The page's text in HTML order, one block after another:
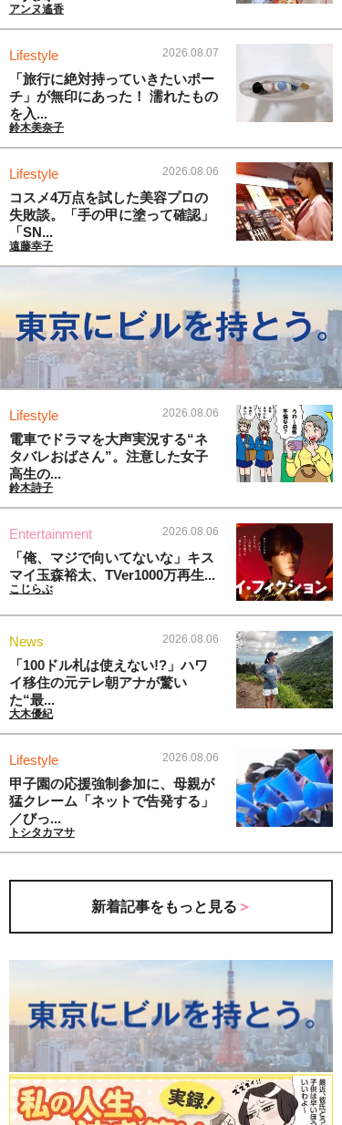
アンヌ遙香
Lifestyle 2026.08.07
「旅行に絶対持っていきたいポー
チ」が無印にあった！ 濡れたもの
を入...
鈴木美奈子
Lifestyle 2026.08.06
コスメ4万点を試した美容プロの
失敗談。「手の甲に塗って確認」
「SN...
遠藤幸子
Lifestyle 2026.08.06
電車でドラマを大声実況する“ネ
タバレおばさん”。注意した女子
高生の...
鈴木詩子
Entertainment 2026.08.06
「俺、マジで向いてないな」キス
マイ玉森裕太、TVer1000万再生...
こじらぶ
News 2026.08.06
「100ドル札は使えない!?」ハワ
イ移住の元テレ朝アナが驚い
た“最...
大木優紀
Lifestyle 2026.08.06
甲子園の応援強制参加に、母親が
猛クレーム「ネットで告発する」
／びっ...
トシタカマサ
新着記事をもっと見る